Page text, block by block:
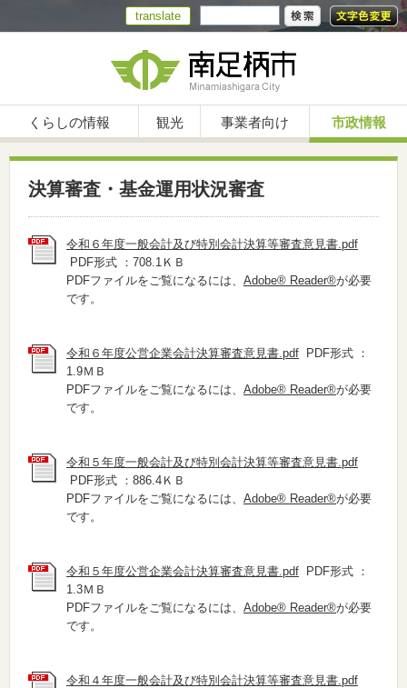
translate
くらしの情報 観光 事業者向け 市政情報
決算審査・基金運用状況審査
令和６年度一般会計及び特別会計決算等審査意見書.pdf
PDF形式 ：708.1ＫＢ
PDFファイルをご覧になるには、 Adobe® Reader®が必要
です。
令和６年度公営企業会計決算審査意見書.pdf PDF形式 ：
1.9ＭＢ
PDFファイルをご覧になるには、 Adobe® Reader®が必要
です。
令和５年度一般会計及び特別会計決算等審査意見書.pdf
PDF形式 ：886.4ＫＢ
PDFファイルをご覧になるには、 Adobe® Reader®が必要
です。
令和５年度公営企業会計決算審査意見書.pdf PDF形式 ：
1.3ＭＢ
PDFファイルをご覧になるには、 Adobe® Reader®が必要
です。
令和４年度一般会計及び特別会計決算等審査意見書.pdf